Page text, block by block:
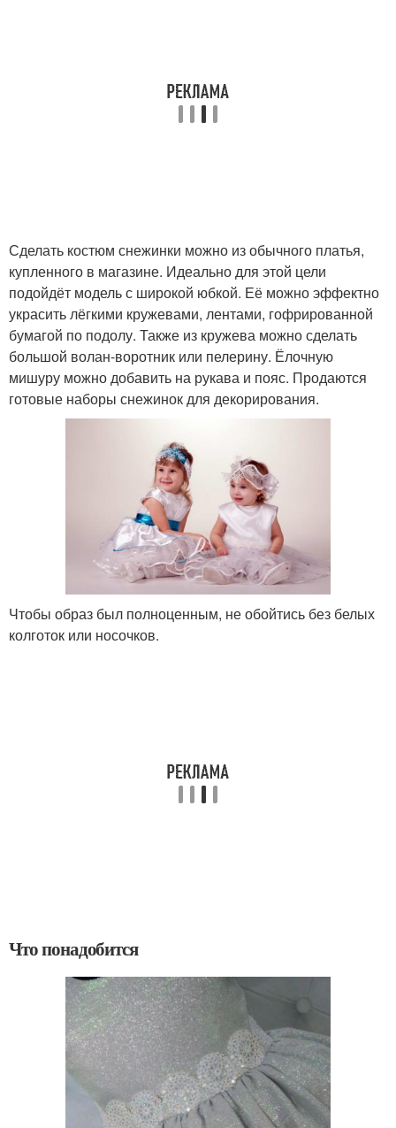
Сделать костюм снежинки можно из обычного платья,
купленного в магазине. Идеально для этой цели
подойдёт модель с широкой юбкой. Её можно эффектно
украсить лёгкими кружевами, лентами, гофрированной
бумагой по подолу. Также из кружева можно сделать
большой волан-воротник или пелерину. Ёлочную
мишуру можно добавить на рукава и пояс. Продаются
готовые наборы снежинок для декорирования.
Чтобы образ был полноценным, не обойтись без белых
колготок или носочков.
Что понадобится